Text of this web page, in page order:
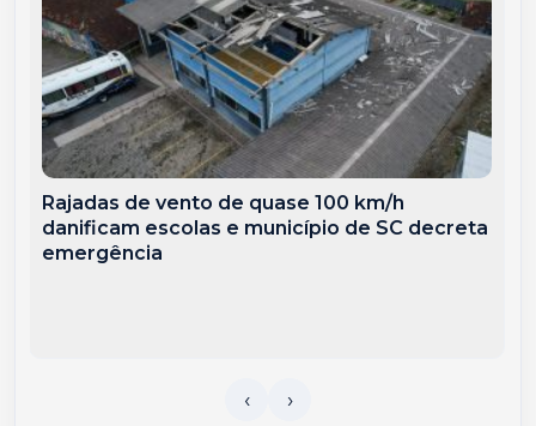
Rajadas de vento de quase 100 km/h
danificam escolas e município de SC decreta
emergência